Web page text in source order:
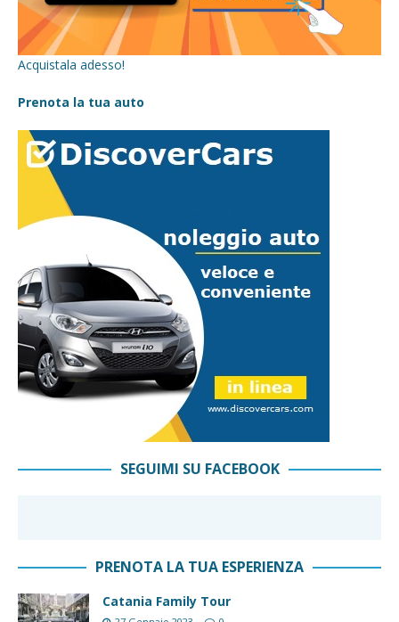
Acquistala adesso!
Prenota la tua auto
SEGUIMI SU FACEBOOK
PRENOTA LA TUA ESPERIENZA
Catania Family Tour